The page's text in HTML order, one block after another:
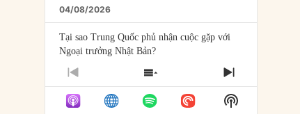
04/08/2026
Tại sao Trung Quốc phủ nhận cuộc gặp với
Ngoại trưởng Nhật Bản?
04/08/2026
Điểm mù chiến lược của Trump tại Thái Bình
Dương
PREVIOUS
EPISODE
SHOW
EPISODES
LIST
NEXT
EPISODE
Show